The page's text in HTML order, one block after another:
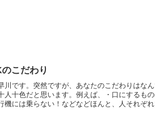
こだわり
川です。突然ですが、あなたのこだわりはな
人十色だと思います。例えば、・口にするも
機には乗らない！などなどほんと、人それぞ